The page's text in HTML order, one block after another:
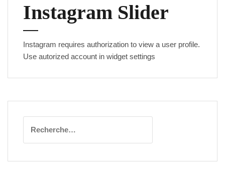
Instagram Slider
Instagram requires authorization to view a user profile.
Use autorized account in widget settings